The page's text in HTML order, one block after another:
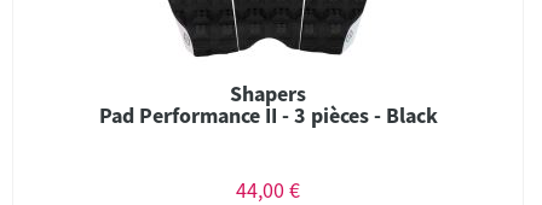
Shapers
Pad Performance II - 3 pièces - Black
44,00 €